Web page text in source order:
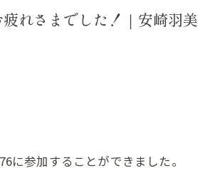
れさまでした！｜安崎羽美
参加することができました。